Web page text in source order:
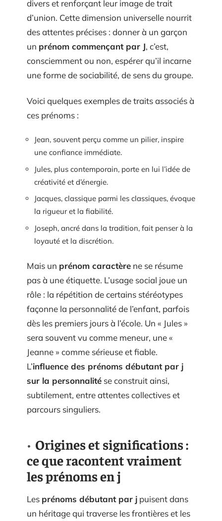
divers et renforçant leur image de trait
d’union. Cette dimension universelle nourrit
des attentes précises : donner à un garçon
un prénom commençant par J, c’est,
consciemment ou non, espérer qu’il incarne
une forme de sociabilité, de sens du groupe.
Voici quelques exemples de traits associés à
ces prénoms :
Jean, souvent perçu comme un pilier, inspire
une confiance immédiate.
Jules, plus contemporain, porte en lui l’idée de
créativité et d’énergie.
Jacques, classique parmi les classiques, évoque
la rigueur et la fiabilité.
Joseph, ancré dans la tradition, fait penser à la
loyauté et la discrétion.
Mais un prénom caractère ne se résume
pas à une étiquette. L’usage social joue un
rôle : la répétition de certains stéréotypes
façonne la personnalité de l’enfant, parfois
dès les premiers jours à l’école. Un « Jules »
sera souvent vu comme meneur, une «
Jeanne » comme sérieuse et fiable.
L’influence des prénoms débutant par j
sur la personnalité se construit ainsi,
subtilement, entre attentes collectives et
parcours singuliers.
Origines et significations :
ce que racontent vraiment
les prénoms en j
Les prénoms débutant par j puisent dans
un héritage qui traverse les frontières et les